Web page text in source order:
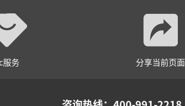
服务 分享当前页面